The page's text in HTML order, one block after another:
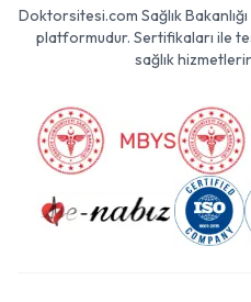
Doktorsitesi.com Sağlık
platformudur. Sertifikaları ile
sağlık